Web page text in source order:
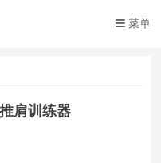
菜单
肩训练器